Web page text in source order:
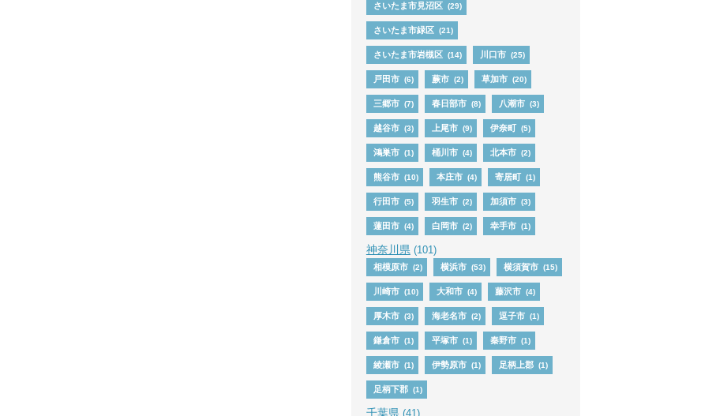
さいたま市見沼区 (29)
さいたま市緑区 (21)
さいたま市岩槻区 (14) 川口市 (25)
戸田市 (6) 蕨市 (2) 草加市 (20)
三郷市 (7) 春日部市 (8) 八潮市 (3)
越谷市 (3) 上尾市 (9) 伊奈町 (5)
鴻巣市 (1) 桶川市 (4) 北本市 (2)
熊谷市 (10) 本庄市 (4) 寄居町 (1)
行田市 (5) 羽生市 (2) 加須市 (3)
蓮田市 (4) 白岡市 (2) 幸手市 (1)
神奈川県(101)
相模原市 (2) 横浜市 (53) 横須賀市 (15)
川崎市 (10) 大和市 (4) 藤沢市 (4)
厚木市 (3) 海老名市 (2) 逗子市 (1)
鎌倉市 (1) 平塚市 (1) 秦野市 (1)
綾瀬市 (1) 伊勢原市 (1) 足柄上郡 (1)
足柄下郡 (1)
千葉県(41)